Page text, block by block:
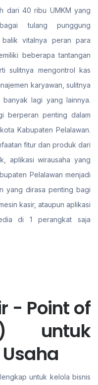
dari 40 ribu UMKM yang
tulang punggung
vitalnya peran para
beberapa tantangan
sulitnya mengontrol kas
karyawan, sulitnya
lagi yang lainnya.
berperan penting dalam
Kabupaten Pelalawan.
fitur dan produk dari
aplikasi wirausaha yang
Pelalawan menjadi
yang dirasa penting bagi
kasir, ataupun aplikasi
di 1 perangkat saja
- Point of
untuk
untuk kelola bisnis